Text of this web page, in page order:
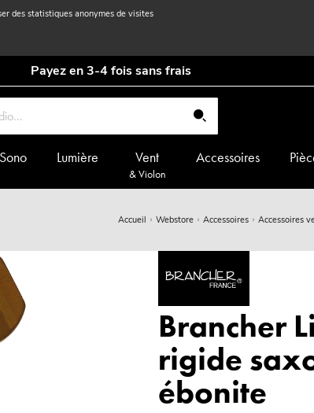
des statistiques anonymes de visites
Payez en 3-4 fois sans frais
Sono Lumière Vent
& Violon
Accessoires
Accueil Webstore Accessoires Accessoires
Brancher
rigide
ébonite